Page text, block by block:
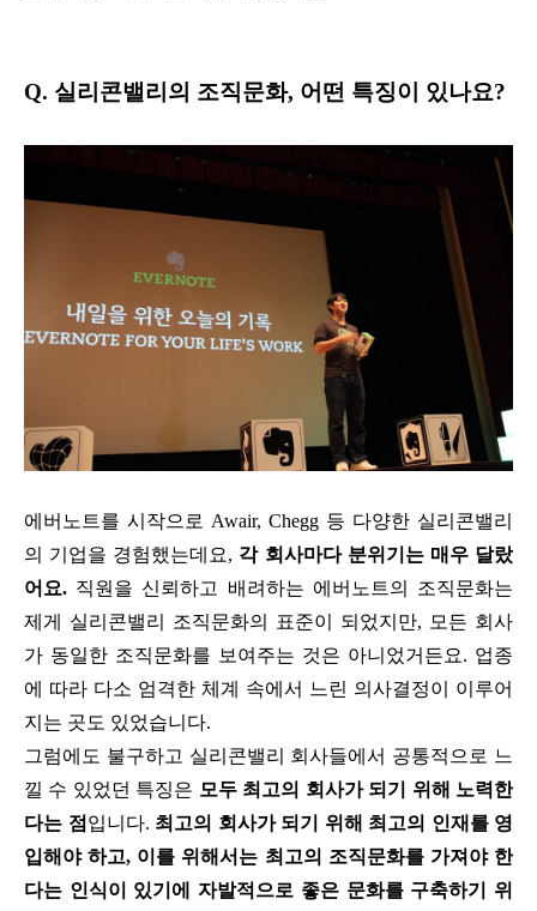
Q. 실리콘밸리의 조직문화, 어떤 특징이 있나요?
에버노트를 시작으로 Awair, Chegg 등 다양한 실리콘밸리
의 기업을 경험했는데요, 각 회사마다 분위기는 매우 달랐
어요. 직원을 신뢰하고 배려하는 에버노트의 조직문화는
제게 실리콘밸리 조직문화의 표준이 되었지만, 모든 회사
가 동일한 조직문화를 보여주는 것은 아니었거든요. 업종
에 따라 다소 엄격한 체계 속에서 느린 의사결정이 이루어
지는 곳도 있었습니다.
그럼에도 불구하고 실리콘밸리 회사들에서 공통적으로 느
낄 수 있었던 특징은 모두 최고의 회사가 되기 위해 노력한
다는 점 입니다. 최고의 회사가 되기 위해 최고의 인재를 영
입해야 하고, 이를 위해서는 최고의 조직문화를 가져야 한
다는 인식이 있기에 자발적으로 좋은 문화를 구축하기 위